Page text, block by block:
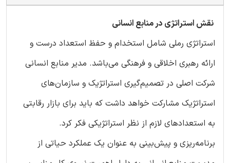
نقش استراتژی در منابع انسانی
استراتژی رملی شامل استخدام و حفظ استعداد درست و
ارائه رهبری اخلاقی و فرهنگی می‌باشد. مدیر منابع انسانی
شرکت اصلی در تصمیم‌گیری استراتژیک و سازمان‌های
استراتژیک مشارکت خواهد داشت که باید برای بازار رقابتی
به استعدادهای لازم از نظر استراتژیکی فکر کرد.
برنامه‌ریزی و پیش‌بینی به عنوان یک عملکرد حیاتی از